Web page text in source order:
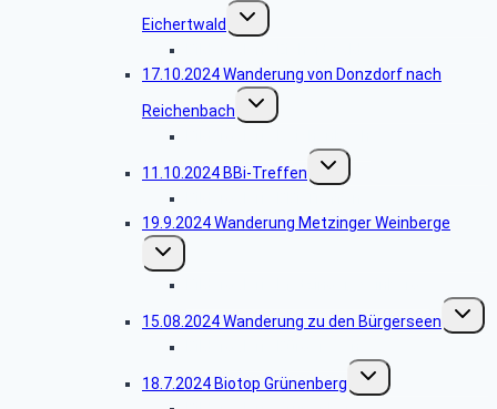
Eichertwald
Untermenü
umschalten
17.10.2024 Wanderung von Donzdorf nach
Reichenbach
Untermenü
umschalten
11.10.2024 BBi-Treffen
Untermenü
umschalten
19.9.2024 Wanderung Metzinger Weinberge
Untermenü
umschalten
15.08.2024 Wanderung zu den Bürgerseen
18.7.2024 Biotop Grünenberg
Untermenü
umschalten